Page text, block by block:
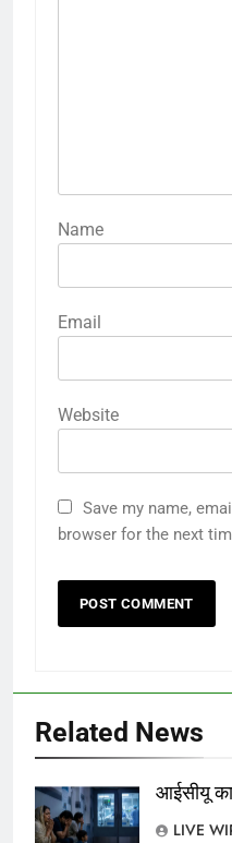
Name
Email
Website
Save my name,
browser for the next
Related News
आईसीयू
LIVE